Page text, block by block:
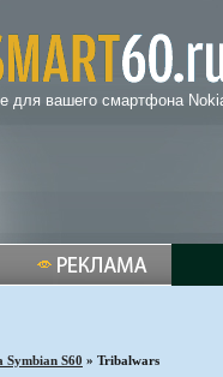
для вашего смартфона
S60 » Tribalwars